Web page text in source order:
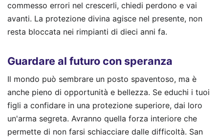
commesso errori nel crescerli, chiedi perdono e vai
avanti. La protezione divina agisce nel presente, non
resta bloccata nei rimpianti di dieci anni fa.
Guardare al futuro con speranza
Il mondo può sembrare un posto spaventoso, ma è
anche pieno di opportunità e bellezza. Se educhi i tuoi
figli a confidare in una protezione superiore, dai loro
un'arma segreta. Avranno quella forza interiore che
permette di non farsi schiacciare dalle difficoltà. San